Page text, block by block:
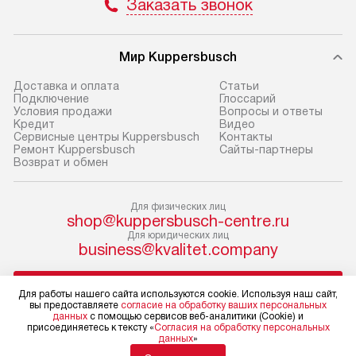
доставки доставит упакованный
прибор до двери или прихожей.
Если необходимо переместить
пожалуйста, предварительно
уточните это с менеджером.
За данную услугу взимается
дополнительная плата. Важно
учитывать, что если размеры
через дверной проем, сотрудники
транспортной службы не могут
демонтировать дверцы, ручки или
в гарантийном ремонте в будущем.
Перед заказом удостоверьтесь, что
сможете переместить прибор
Готовые
от категории,
установленной
к воде, крана и
слива.
соединение
монтаж техники
коммуникациям,
и консультацию
Заказать звонок
Мир Kuppersbusch
Доставка и оплата
Подключение
Условия продажи
Кредит
Сервисные центры Kuppersbusch
Ремонт Kuppersbusch
Возврат и обмен
Cтатьи
Глоссарий
Вопросы и ответы
Видео
Контакты
Сайты-партнеры
Для физических лиц
shop@kuppersbusch-centre.ru
Для юридических лиц
business@kvalitet.company
Политика конфиденциальности
Условия продажи
Для работы нашего сайта используются cookie. Используя наш сайт,
вы предоставляете согласие на обработку ваших персональных
данных с помощью сервисов веб-аналитики (Cookie) и
присоединяетесь к тексту «Согласия на обработку персональных
данных»